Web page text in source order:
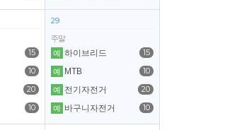
15
10
20
10
29
주말
15
예 하이브리드
10
예
MTB
20
예 전기자전거
10
예 바구니자전거